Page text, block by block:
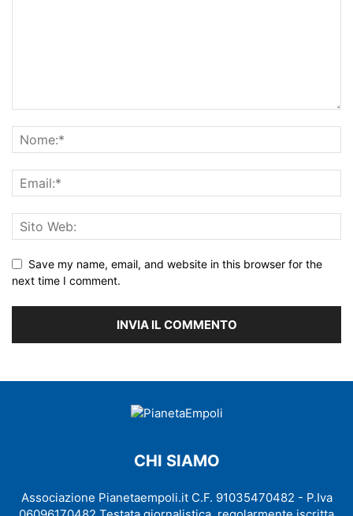
Save my name, email, and website in this browser for the
next time I comment.
CHI SIAMO
Associazione Pianetaempoli.it C.F. 91035470482 - P.Iva